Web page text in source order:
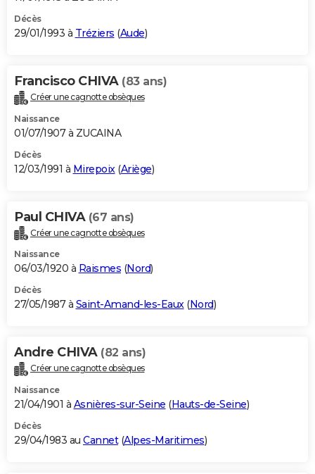
Décès
29/01/1993 à Tréziers (Aude)
Francisco CHIVA (83 ans)
Créer une cagnotte obsèques
Naissance
01/07/1907 à ZUCAINA
Décès
12/03/1991 à Mirepoix (Ariège)
Paul CHIVA (67 ans)
Créer une cagnotte obsèques
Naissance
06/03/1920 à Raismes (Nord)
Décès
27/05/1987 à Saint-Amand-les-Eaux(Nord)
Andre CHIVA (82 ans)
Créer une cagnotte obsèques
Naissance
21/04/1901 à Asnières-sur-Seine (Hauts-de-Seine)
Décès
29/04/1983 au Cannet(Alpes-Maritimes)